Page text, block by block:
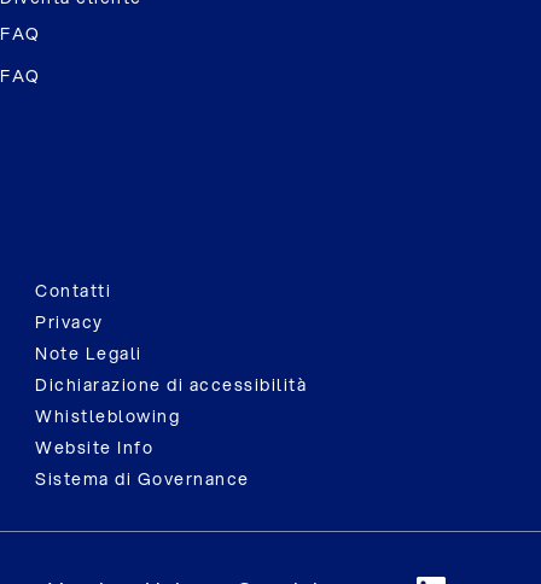
FAQ
FAQ
Contatti
Privacy
Note Legali
Dichiarazione di accessibilità
Whistleblowing
Website Info
Sistema di Governance